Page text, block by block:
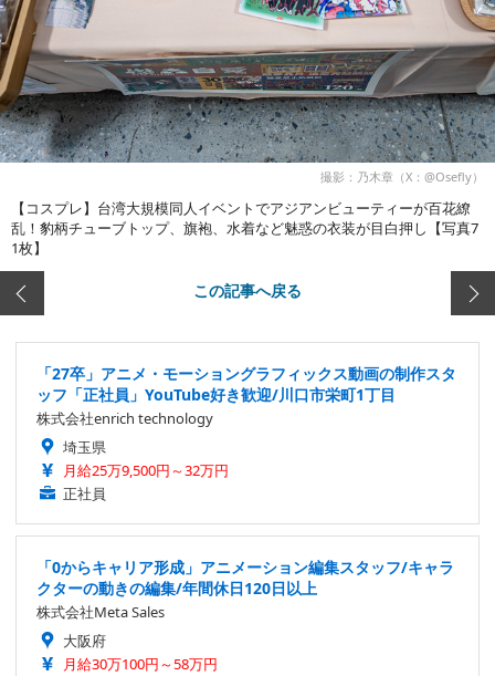
撮影：乃木章（X：@Osefly）
【コスプレ】台湾大規模同人イベントでアジアンビューティーが百花繚
乱！豹柄チューブトップ、旗袍、水着など魅惑の衣装が目白押し【写真7
1枚】
この記事へ戻る
「27卒」アニメ・モーショングラフィックス動画の制作スタ
ッフ「正社員」YouTube好き歓迎/川口市栄町1丁目
株式会社enrich technology
埼玉県
月給25万9,500円～32万円
正社員
「0からキャリア形成」アニメーション編集スタッフ/キャラ
クターの動きの編集/年間休日120日以上
株式会社Meta Sales
大阪府
月給30万100円～58万円